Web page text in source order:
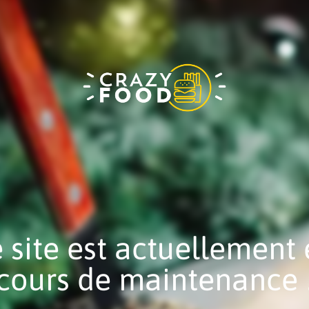
site est actuellement
de maintenance